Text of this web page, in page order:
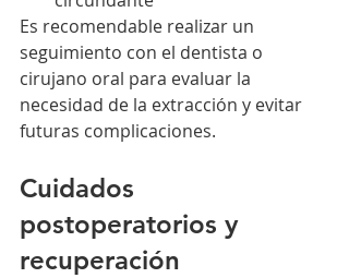
Es recomendable realizar un
seguimiento con el dentista o
cirujano oral para evaluar la
necesidad de la extracción y evitar
futuras complicaciones.
Cuidados
postoperatorios y
recuperación